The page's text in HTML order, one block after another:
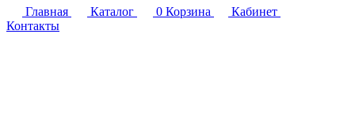
Главная
Каталог 0 Корзина
Кабинет
Контакты